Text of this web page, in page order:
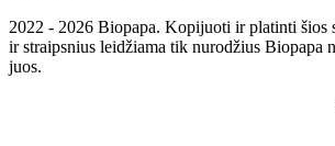
2022 - 2026 Biopapa. Kopijuoti ir platinti šios
ir straipsnius leidžiama tik nurodžius Biopapa
juos.